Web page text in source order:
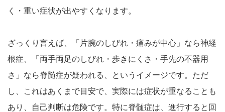
く・重い症状が出やすくなります。
ざっくり言えば、「片腕のしびれ・痛みが中心」なら神経
根症、「両手両足のしびれ・歩きにくさ・手先の不器用
さ」なら脊髄症が疑われる、というイメージです。ただ
し、これはあくまで目安で、実際には症状が重なることも
あり、自己判断は危険です。特に脊髄症は、進行すると回